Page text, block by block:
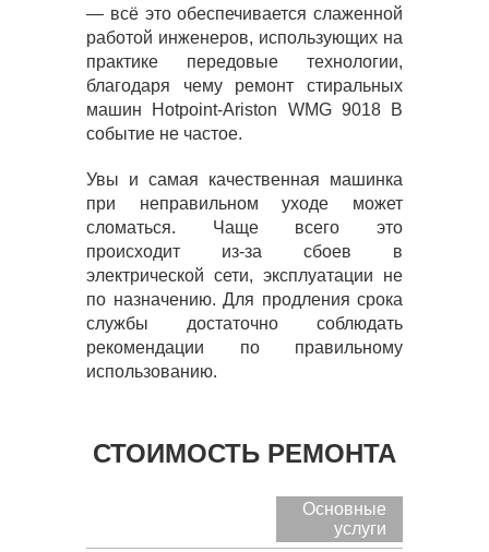
— всё это обеспечивается слаженной
работой инженеров, использующих на
практике передовые технологии,
благодаря чему ремонт стиральных
машин Hotpoint-Ariston WMG 9018 B
событие не частое.
Увы и самая качественная машинка
при неправильном уходе может
сломаться. Чаще всего это
происходит из-за сбоев в
электрической сети, эксплуатации не
по назначению. Для продления срока
службы достаточно соблюдать
рекомендации по правильному
использованию.
СТОИМОСТЬ РЕМОНТА
Основные
услуги